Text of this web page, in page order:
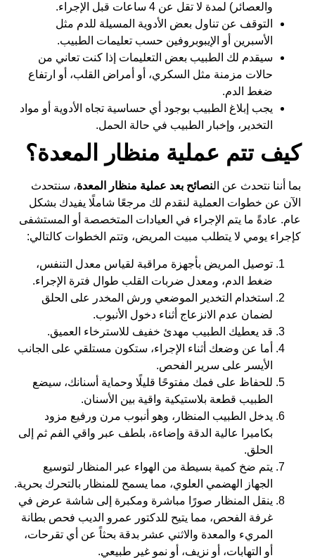
والعصائر) لمدة لا تقل عن 4 ساعات قبل الإجراء.
التوقف عن تناول بعض الأدوية المسيلة للدم مثل
الأسبرين أو الإيبوبروفين حسب تعليمات الطبيب.
سيقدم لك الطبيب بعض التعليمات إذا كنت تعاني من
حالات مزمنة مثل السكري، أو أمراض القلب، أو ارتفاع
ضغط الدم.
يجب إبلاغ الطبيب بوجود أي حساسية تجاه الأدوية أو مواد
التخدير، وإخبار الطبيب في حالة الحمل.
كيف تتم عملية منظار المعدة؟
بما أننا نتحدث عن النصائح بعد عملية منظار المعدة، سنتحدث
الآن عن خطوات العملية لنقدم لك مرجعًا شاملًا يفيدك بشكل
عام. عادةً ما يتم الإجراء في العيادات المتخصصة أو المستشفى
كإجراء يومي لا يتطلب مبيت المريض، وتتم الخطوات كالتالي:
توصيل المريض بأجهزة مراقبة لقياس معدل التنفس،
ضغط الدم، ومعدل ضربات القلب طوال فترة الإجراء.
استخدام التخدير الموضعي ورش المخدر على الحلق
لضمان عدم الانزعاج أثناء دخول الأنبوب.
قد يعطيك الطبيب مهدئ خفيف للاسترخاء العميق.
أما عن وضعك أثناء الإجراء، ستكون مستلقي على الجانب
الأيسر على سرير الفحص.
للحفاظ على فمك مفتوحًا قليلًا وحماية أسنانك، سيضع
الطبيب قطعة بلاستيكية واقية بين الأسنان.
يدخل الطبيب المنظار، وهو أنبوب مرن ورفيع مزود
بكاميرا عالية الدقة وإضاءة، بلطف عبر واقي الفم ثم إلى
الحلق.
يتم ضخ كمية بسيطة من الهواء عبر المنظار لتوسيع
الجهاز الهضمي العلوي، مما يسمح للمنظار بالتحرك بحرية.
ينقل المنظار صورًا مباشرة ومكبرة إلى شاشة عرض في
غرفة الفحص، مما يتيح للدكتور عمرو الديب فحص بطانة
المريء والمعدة والاثني عشر بدقة بحثاً عن أي تقرحات،
أو التهابات، أو نزيف، أو نمو غير طبيعي.